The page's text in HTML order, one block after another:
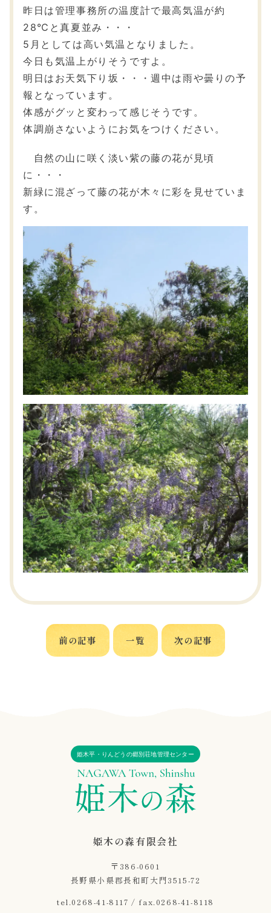
昨日は管理事務所の温度計で最高気温が約
28℃と真夏並み・・・
5月としては高い気温となりました。
今日も気温上がりそうですよ。
明日はお天気下り坂・・・週中は雨や曇りの予
報となっています。
体感がグッと変わって感じそうです。
体調崩さないようにお気をつけください。
自然の山に咲く淡い紫の藤の花が見頃
に・・・
新緑に混ざって藤の花が木々に彩を見せていま
す。
前の記事 一覧 次の記事
姫木平・りんどうの郷別荘地管理センター
姫木の森有限会社
〒386-0601
長野県小県郡長和町大門3515-72
tel.0268-41-8117 / fax.0268-41-8118